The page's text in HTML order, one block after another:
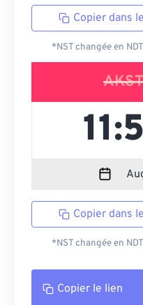
Copier dans
*NST changée en
Copier dans
*NST changée en
Copier le lien